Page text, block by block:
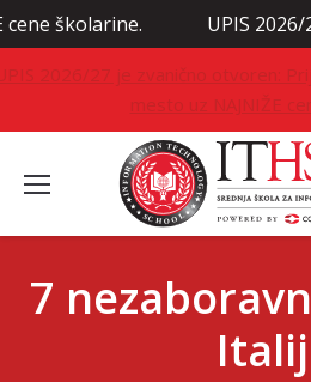
UPIS 2026/27 je
2026/27 je zvanično otvoren:
mesto uz NAJNIŽE
7